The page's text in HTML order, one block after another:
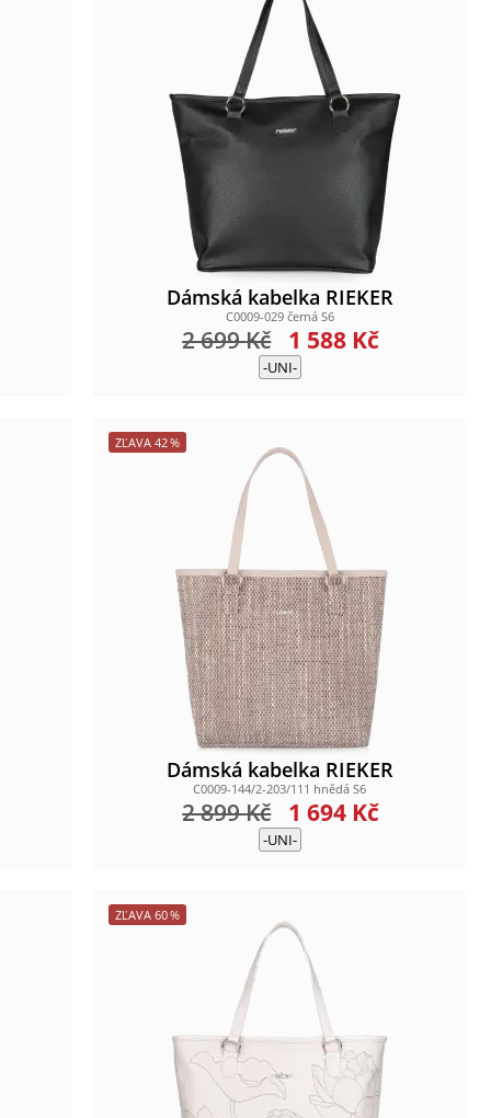
Dámská kabelka RIEKER
C0009-029 černá S6
1 588 Kč
2 699Kč
-UNI-
ZĽAVA 42%
Dámská kabelka RIEKER
C0009-144/2-203/111 hnědá S6
1 694 Kč
2 899Kč
-UNI-
ZĽAVA 60%